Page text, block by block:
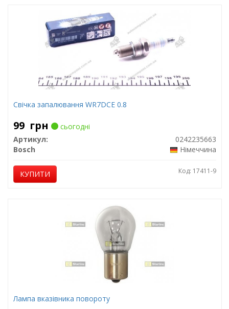
Свічка запалювання WR7DCE 0.8
99 грн
сьогодні
Артикул:
0242235663
Bosch
Німеччина
КУПИТИ Код: 17411-9
Лампа вказівника повороту